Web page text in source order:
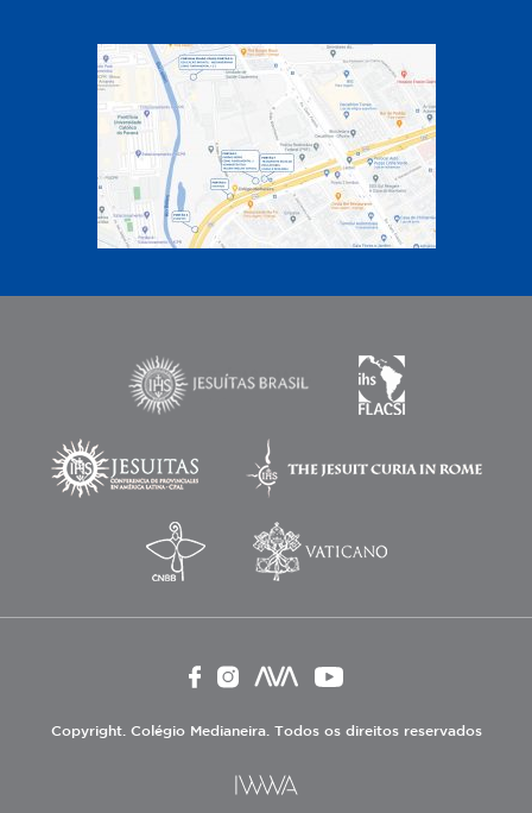
Copyright. Colégio Medianeira. Todos os direitos reservados